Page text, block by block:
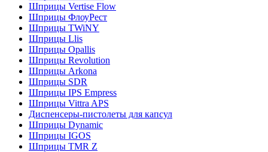
Шприцы Vertise Flow
Шприцы ФлоуРест
Шприцы TWiNY
Шприцы Llis
Шприцы Opallis
Шприцы Revolution
Шприцы Arkona
Шприцы SDR
Шприцы IPS Empress
Шприцы Vittra APS
Диспенсеры-пистолеты для капсул
Шприцы Dynamic
Шприцы IGOS
Шприцы TMR Z